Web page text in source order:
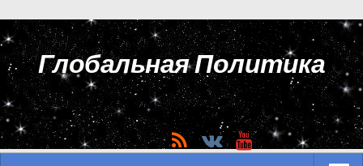
Глобальная Политика